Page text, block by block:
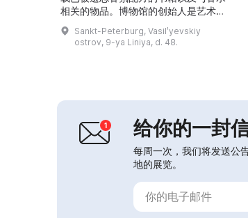
相关的物品。博物馆的创始人是艺术史
学家、香评人、收藏家，也是《私人香
水师》（Частный парфюмер）报纸
的出版人——阿尔谢涅娃·埃琳娜·瓦西
创办了香氛学校。在博物馆里可以看...
Sankt-Peterburg, Vasilʹyevskiy
ostrov, 9-ya Liniya, d. 48.
给你的一封
每周一次，我们将发送公
地的展览。